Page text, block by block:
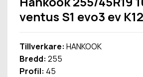
ventus S1 evo3 ev
Tillverkare: HANKOOK
Bredd: 255
Profil: 45